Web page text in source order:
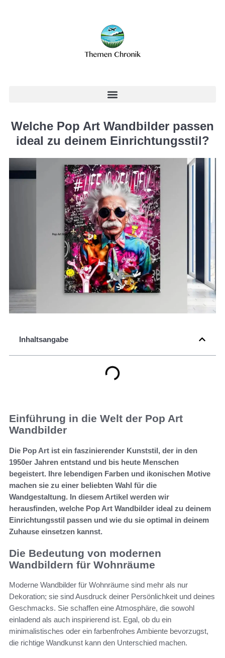
Welche Pop Art Wandbilder passen
ideal zu deinem Einrichtungsstil?
Inhaltsangabe
Einführung in die Welt der Pop Art
Wandbilder
Die Pop Art ist ein faszinierender Kunststil, der in den
1950er Jahren entstand und bis heute Menschen
begeistert. Ihre lebendigen Farben und ikonischen Motive
machen sie zu einer beliebten Wahl für die
Wandgestaltung. In diesem Artikel werden wir
herausfinden, welche Pop Art Wandbilder ideal zu deinem
Einrichtungsstil passen und wie du sie optimal in deinem
Zuhause einsetzen kannst.
Die Bedeutung von modernen
Wandbildern für Wohnräume
Moderne Wandbilder für Wohnräume sind mehr als nur
Dekoration; sie sind Ausdruck deiner Persönlichkeit und deines
Geschmacks. Sie schaffen eine Atmosphäre, die sowohl
einladend als auch inspirierend ist. Egal, ob du ein
minimalistisches oder ein farbenfrohes Ambiente bevorzugst,
die richtige Wandkunst kann den Unterschied machen.